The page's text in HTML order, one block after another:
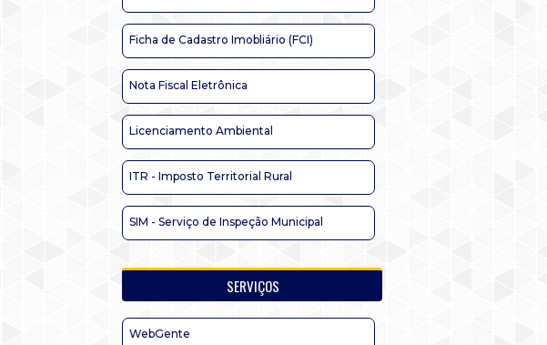
Ficha de Cadastro Imobliário (FCI)
Nota Fiscal Eletrônica
Licenciamento Ambiental
ITR - Imposto Territorial Rural
SIM - Serviço de Inspeção Municipal
SERVIÇOS
WebGente